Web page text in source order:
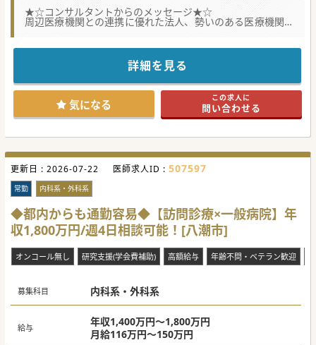
★☆コンサルタントからのメッセージ★☆
周辺医療機関との連携に優れた法人、勢いのある医療機関で
医師を積極採用！
ック。
専門科、ご経験は不問となりますのでご興味のある方はお気
#秋入職可
詳細を見る
気になる この求人に
問い合わせる
更新日 : 2026-07-22 医師求人ID : 507597
常勤 内科系・外科系
◆都内からも通勤容易◆【訪問診療×一般病院】年
収1,800万円/週4日相談可能！[八潮市]
オンコール無し 研究支援(学会費補助) 高額給与 年齢不問・ベテラン歓迎
募集科目 内科系・外科系
給与
年収1,400万円～1,800万円
月給116万円～150万円